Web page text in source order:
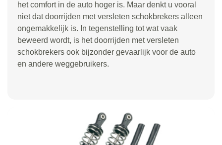
het comfort in de auto hoger is. Maar denkt u vooral
niet dat doorrijden met versleten schokbrekers alleen
ongemakkelijk is. In tegenstelling tot wat vaak
beweerd wordt, is het doorrijden met versleten
schokbrekers ook bijzonder gevaarlijk voor de auto
en andere weggebruikers.